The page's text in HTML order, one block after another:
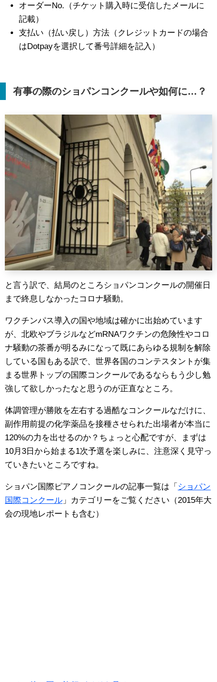
オーダーNo.（チケット購入時に受信したメールに
記載）
支払い（払い戻し）方法（クレジットカードの場合
はDotpayを選択して番号詳細を記入）
有事の際のショパンコンクールや如何に…？
と言う訳で、結局のところショパンコンクールの開催日
まで終息しなかったコロナ騒動。
ワクチンパス導入の国や地域は確かに出始めています
が、北欧やブラジルなどmRNAワクチンの危険性やコロ
ナ騒動の茶番が明るみになって既にあらゆる規制を解除
している国もある訳で、世界各国のコンテスタントが集
まる世界トップの国際コンクールであるならもう少し勉
強して欲しかったなと思うのが正直なところ。
体調管理が勝敗を左右する過酷なコンクールなだけに、
副作用前提の化学薬品を接種させられた出場者が本当に
120%の力を出せるのか？ちょっと心配ですが、まずは
10月3日から始まる1次予選を楽しみに、注意深く見守っ
ていきたいところですね。
ショパン国際ピアノコンクールの記事一覧は「 ショパン
国際コンクール 」カテゴリーをご覧ください（2015年大
会の現地レポートも含む）